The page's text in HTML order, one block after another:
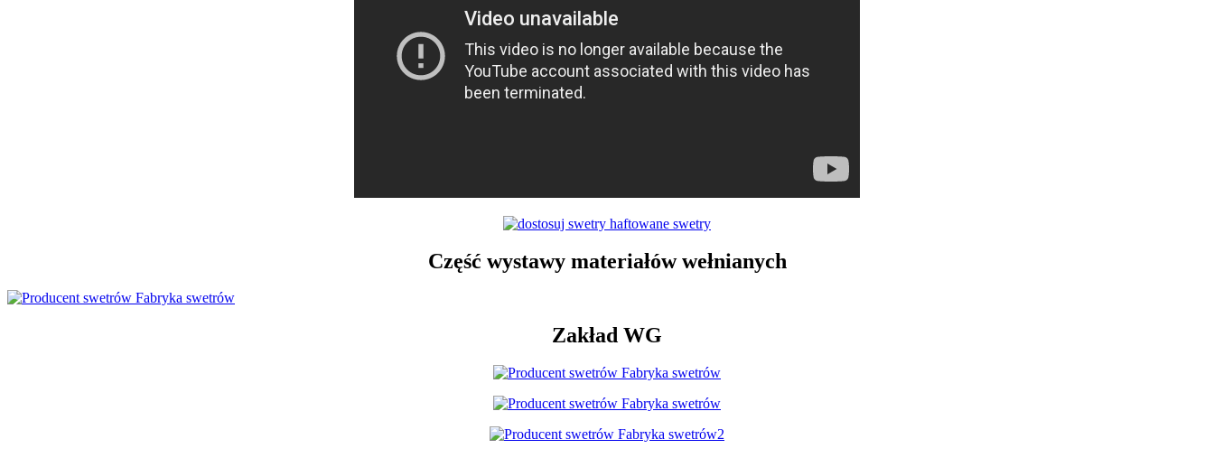
Część wystawy materiałów wełnianych
Zakład WG